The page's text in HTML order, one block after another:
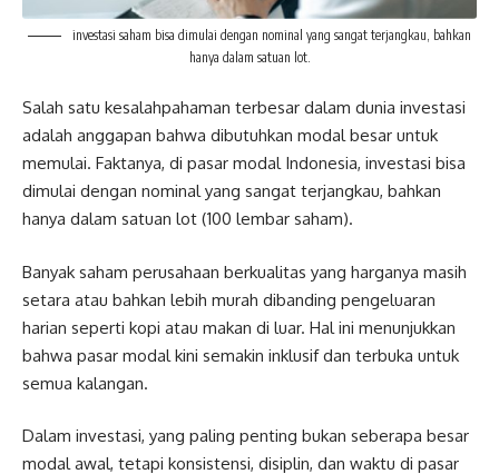
investasi saham bisa dimulai dengan nominal yang sangat terjangkau, bahkan
hanya dalam satuan lot.
Salah satu kesalahpahaman terbesar dalam dunia investasi
adalah anggapan bahwa dibutuhkan modal besar untuk
memulai. Faktanya, di pasar modal Indonesia, investasi bisa
dimulai dengan nominal yang sangat terjangkau, bahkan
hanya dalam satuan lot (100 lembar saham).
Banyak saham perusahaan berkualitas yang harganya masih
setara atau bahkan lebih murah dibanding pengeluaran
harian seperti kopi atau makan di luar. Hal ini menunjukkan
bahwa pasar modal kini semakin inklusif dan terbuka untuk
semua kalangan.
Dalam investasi, yang paling penting bukan seberapa besar
modal awal, tetapi konsistensi, disiplin, dan waktu di pasar